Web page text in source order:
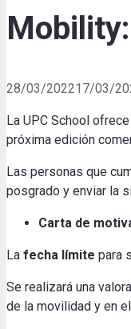
28/03/202217/03/
La UPC School ofrece
próxima edición
Las personas que
posgrado y enviar la
Carta de
La fecha límite para
Se realizará una
de la movilidad y en